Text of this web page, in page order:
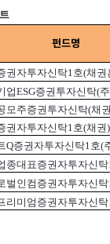
펀드명
권자투자신탁1호(채권
업ESG증권투자신탁(
모주증권투자신탁(채
권자투자신탁1호(채권)
Q증권자투자신탁1호(
종대표증권자투자신
벌인컴증권자투자신
리미엄증권자투자신